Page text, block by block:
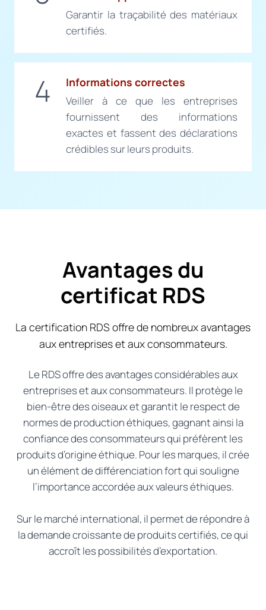
Garantir la traçabilité des matériaux
certifiés.
4 Informations correctes
Veiller à ce que les entreprises
fournissent des informations
exactes et fassent des déclarations
crédibles sur leurs produits.
Avantages du
certificat RDS
La certification RDS offre de nombreux avantages
aux entreprises et aux consommateurs.
Le RDS offre des avantages considérables aux
entreprises et aux consommateurs. Il protège le
bien-être des oiseaux et garantit le respect de
normes de production éthiques, gagnant ainsi la
confiance des consommateurs qui préfèrent les
produits d’origine éthique. Pour les marques, il crée
un élément de différenciation fort qui souligne
l’importance accordée aux valeurs éthiques.
Sur le marché international, il permet de répondre à
la demande croissante de produits certifiés, ce qui
accroît les possibilités d’exportation.